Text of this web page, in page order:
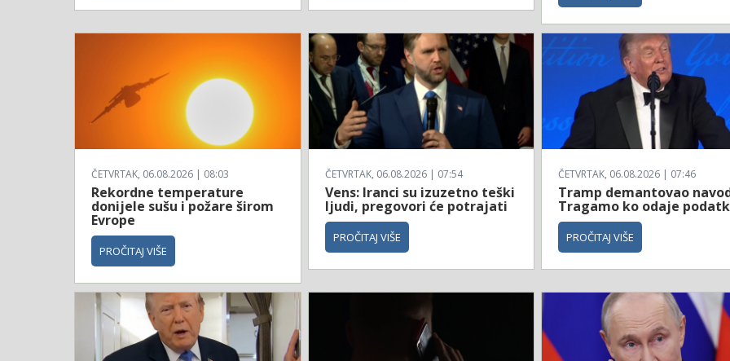
ČETVRTAK, 06.08.2026 | 08:03
Rekordne temperature
donijele sušu i požare širom
Evrope
PROČITAJ VIŠE
ČETVRTAK, 06.08.2026 | 07:54
Vens: Iranci su izuzetno teški
ljudi, pregovori će potrajati
PROČITAJ VIŠE
ČETVRTAK, 06.08.2026 | 07:46
Tramp demantovao
Tragamo ko odaje
PROČITAJ VIŠE